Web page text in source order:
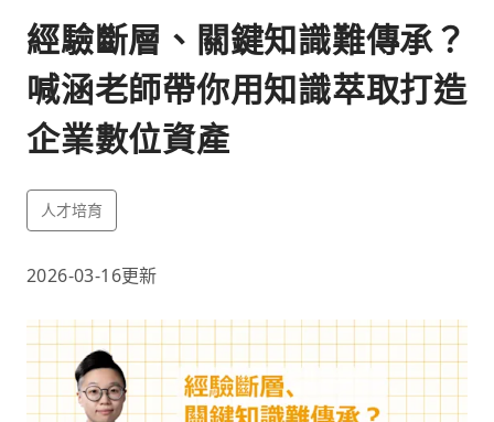
課程
經驗斷層、關鍵知識難傳承？
喊涵老師帶你用知識萃取打造
企業數位資產
人才培育
2026-03-16更新